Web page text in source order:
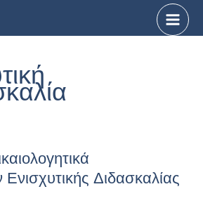
Ενισχυτικής Διδασκαλίας